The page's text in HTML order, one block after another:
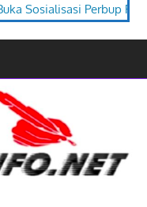
2026–2030 Festival